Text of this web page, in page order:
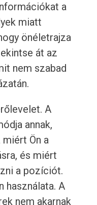
a
miatt
önéletrajza
át az
nem szabad
A
annak,
miért Ön a
és miért
a pozíciót.
használata. A
nem akarnak